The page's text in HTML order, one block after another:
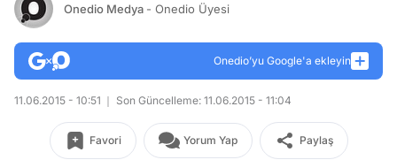
Onedio Medya - Onedio Üyesi
Onedio’yu Google'a ekleyin
11.06.2015 - 10:51 Son Güncelleme: 11.06.2015 - 11:04
Favori Yorum Yap Paylaş